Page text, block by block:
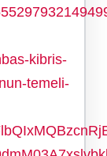
kibris-
temeli-